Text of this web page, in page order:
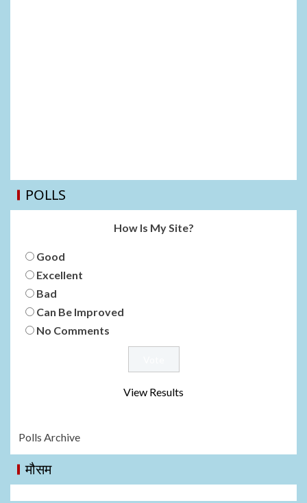
POLLS
How Is My Site?
Good
Excellent
Bad
Can Be Improved
No Comments
View Results
Polls Archive
मौसम